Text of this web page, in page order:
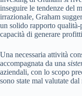
inseguire le tendenze del
irrazionale, Graham
un solido rapporto
capacità di generare
Una necessaria attività
accompagnata da una
aziendali, con lo scopo
sono state mal valutate dal